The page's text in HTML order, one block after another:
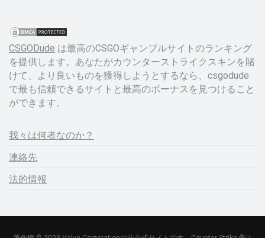
CSGODude は最高のCSGOギャンブルサイトのランキング
を提供します。あなたがカウンターストライクスキンを賭
けて、より良いものを獲得しようとするなら、csgodude
で最も信頼できるサイトと最高のボーナスを見つけること
ができます。
我々は何者なのか？
連絡先
法的情報